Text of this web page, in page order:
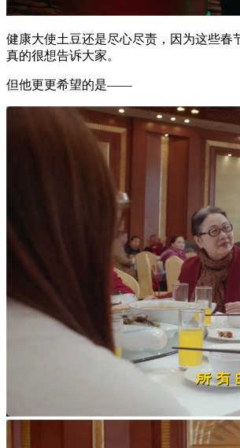
健康大使土豆还是尽心尽责，因为这些春
真的很想告诉大家。
但他更更希望的是——